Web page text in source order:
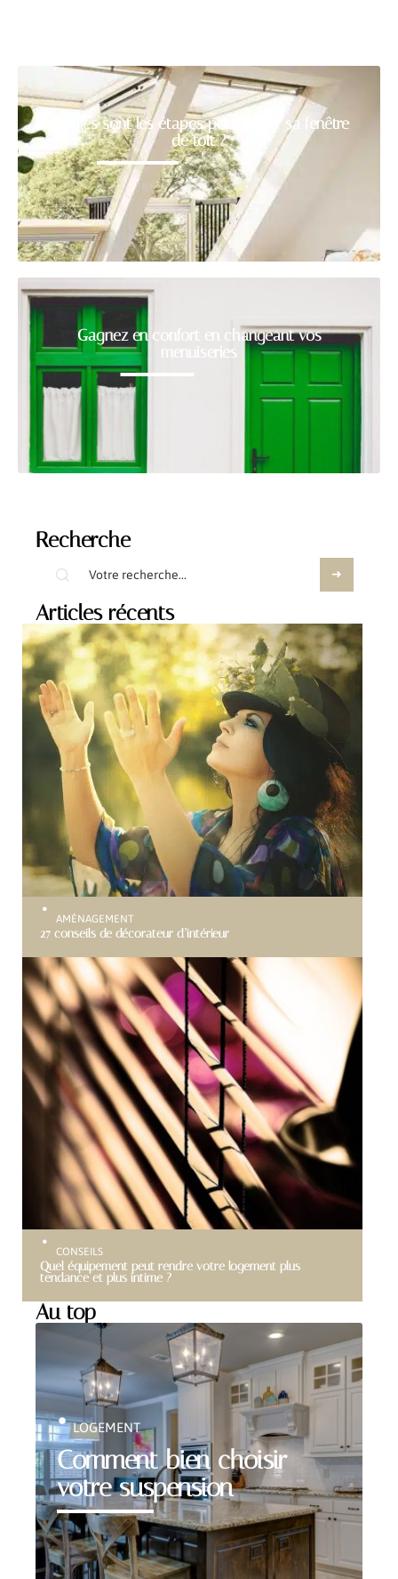
Quelles sont les étapes pour poser sa fenêtre
de toit ?
Gagnez en confort en changeant vos
menuiseries
Recherche
Articles récents
AMÉNAGEMENT
27 conseils de décorateur d’intérieur
CONSEILS
Quel équipement peut rendre votre logement plus
tendance et plus intime ?
Au top
Comment bien choisir
votre suspension
LOGEMENT